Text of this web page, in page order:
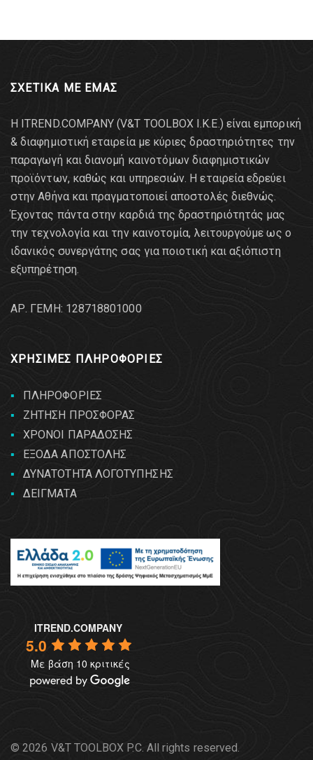
ΣΧΕΤΙΚΑ ΜΕ ΕΜΑΣ
Η ITREND.COMPANY (V&T TOOLBOX Ι.Κ.Ε.) είναι εμπορική
& διαφημιστική εταιρεία με κύριες δραστηριότητες την
παραγωγή και διανομή καινοτόμων διαφημιστικών
προϊόντων, καθώς και υπηρεσιών. Η εταιρεία εδρεύει
στην Αθήνα και πραγματοποιεί αποστολές διεθνώς.
Έχοντας πάντα στην καρδιά της δραστηριότητάς μας
την τεχνολογία και την καινοτομία, λειτουργούμε ως ο
ιδανικός συνεργάτης σας για ποιοτική και αξιόπιστη
εξυπηρέτηση.
AΡ. ΓΕΜΗ: 128718801000
ΧΡΗΣΙΜΕΣ ΠΛΗΡΟΦΟΡΙΕΣ
ΠΛΗΡΟΦΟΡΙΕΣ
ΖΗΤΗΣΗ ΠΡΟΣΦΟΡΑΣ
ΧΡΟΝΟΙ ΠΑΡΑΔΟΣΗΣ
ΕΞΟΔΑ ΑΠΟΣΤΟΛΗΣ
ΔΥΝΑΤΟΤΗΤΑ ΛΟΓΟΤΥΠΗΣΗΣ
ΔΕΙΓΜΑΤΑ
ITREND.COMPANY
5.0
Με βάση 10 κριτικές
© 2026 V&T TOOLBOX P.C. All rights reserved.